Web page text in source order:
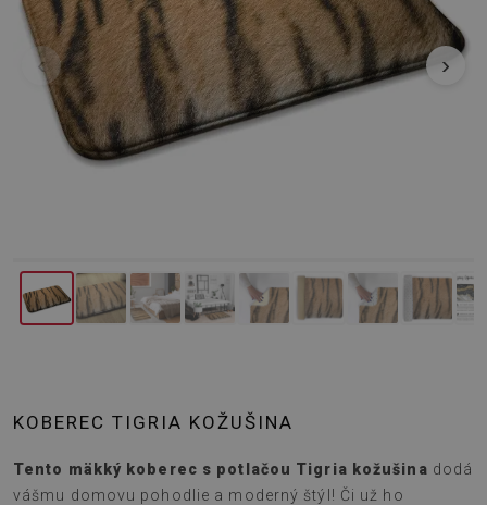
‹ ›
KOBEREC TIGRIA KOŽUŠINA
Tento mäkký koberec s potlačou Tigria kožušina dodá
vášmu domovu pohodlie a moderný štýl! Či už ho